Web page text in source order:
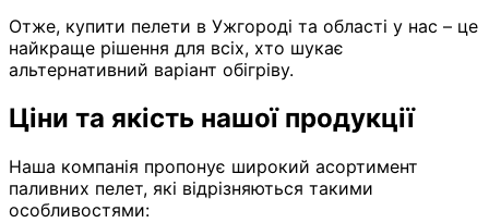
Отже, купити пелети в Ужгороді та області у нас – це
найкраще рішення для всіх, хто шукає
альтернативний варіант обігріву.
Ціни та якість нашої продукції
Наша компанія пропонує широкий асортимент
паливних пелет, які відрізняються такими
особливостями: